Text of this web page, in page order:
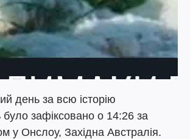
день за всю історію
зафіксовано о 14:26 за
у Онслоу, Західна Австралія.